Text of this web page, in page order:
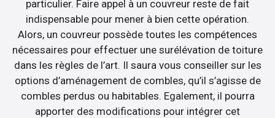
particulier. Faire appel à un couvreur reste de fait
indispensable pour mener à bien cette opération.
Alors, un couvreur possède toutes les compétences
nécessaires pour effectuer une surélévation de toiture
dans les règles de l’art. Il saura vous conseiller sur les
options d’aménagement de combles, qu’il s’agisse de
combles perdus ou habitables. Egalement, il pourra
apporter des modifications pour intégrer cet